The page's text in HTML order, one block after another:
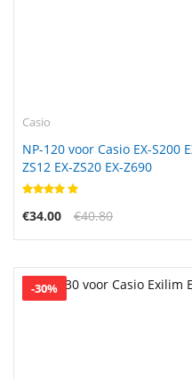
Casio
NP-120 voor Casio EX-S200
ZS12 EX-ZS20 EX-Z690
€34.00 €40.80
-30%